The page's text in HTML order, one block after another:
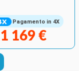
Pagamento in 4X
1 169 €